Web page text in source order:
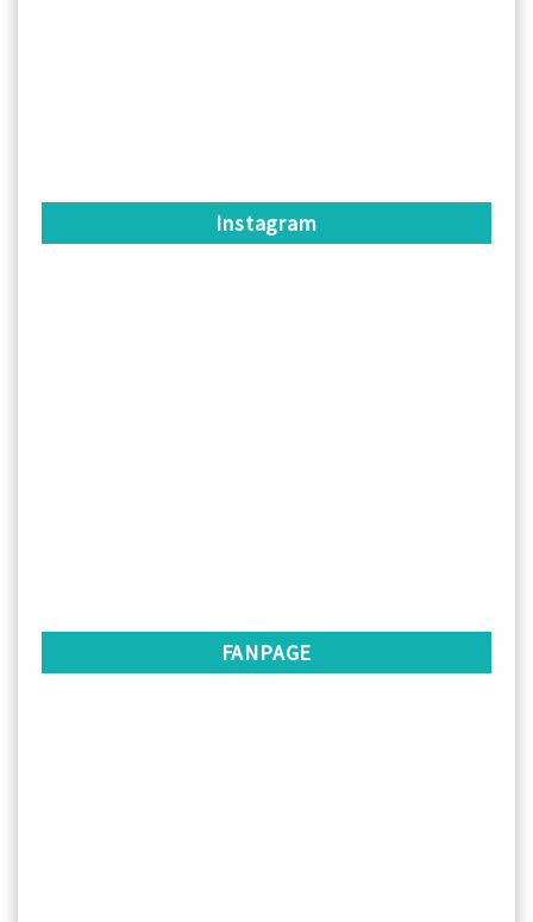
Instagram
FANPAGE